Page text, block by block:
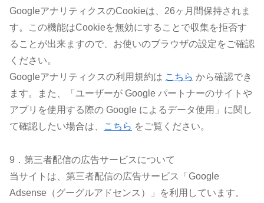
GoogleアナリティクスのCookieは、26ヶ月間保持されま
す。この機能はCookieを無効にすることで収集を拒否す
ることが出来ますので、お使いのブラウザの設定をご確認
ください。
Googleアナリティクスの利用規約は こちら から確認でき
ます。また、「ユーザーが Google パートナーのサイトや
アプリを使用する際の Google によるデータ使用」に関し
て確認したい場合は、
こちら をご覧ください。
9．第三者配信の広告サービスについて
当サイトは、第三者配信の広告サービス「Google
Adsense（グーグルアドセンス）」を利用しています。